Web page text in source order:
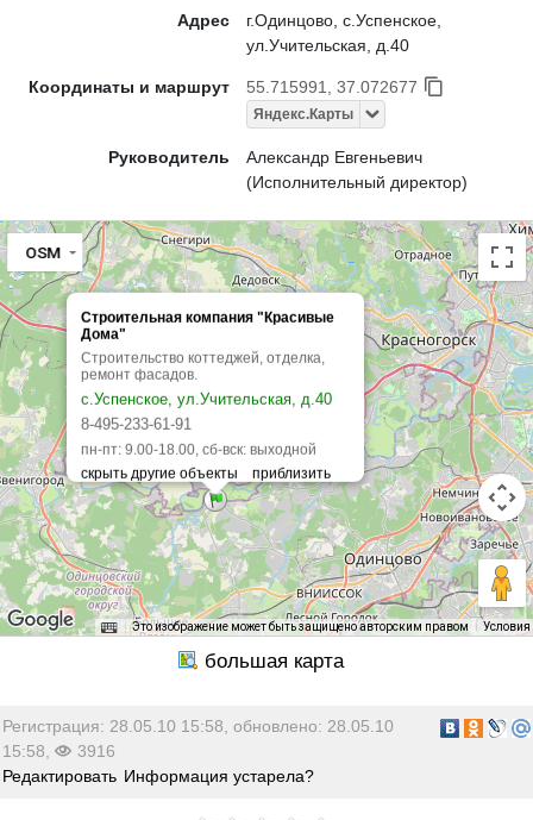
Адрес
г.Одинцово, с.Успенское,
ул.Учительская, д.40
Координаты и маршрут 55.715991, 37.072677
Яндекс.Карты
Руководитель
Александр Евгеньевич
(Исполнительный директор)
Строительная компания "Красивые
Дома"
Строительство коттеджей, отделка,
ремонт фасадов.
с.Успенское, ул.Учительская, д.40
8-495-233-61-91
пн-пт: 9.00-18.00, сб-вск: выходной
OSM
Это изображение может быть защищено авторским правом Условия
Регистрация: 28.05.10 15:58, обновлено: 28.05.10
15:58,
3916
Редактировать Информация устарела?